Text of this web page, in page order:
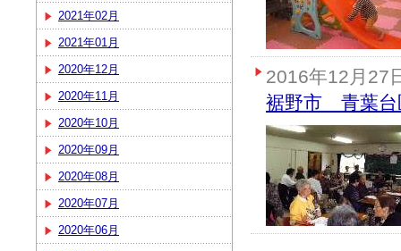
2021年02月
2021年01月
2020年12月
2020年11月
2020年10月
2020年09月
2020年08月
2020年07月
2020年06月
2016年12月27
裾野市 青葉台